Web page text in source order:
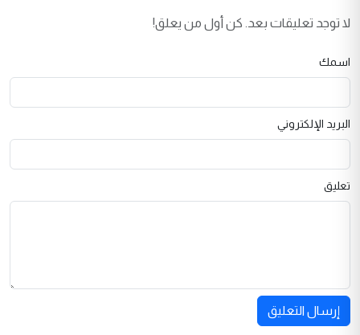
لا توجد تعليقات بعد. كن أول من يعلق!
اسمك
البريد الإلكتروني
تعليق
إرسال التعليق